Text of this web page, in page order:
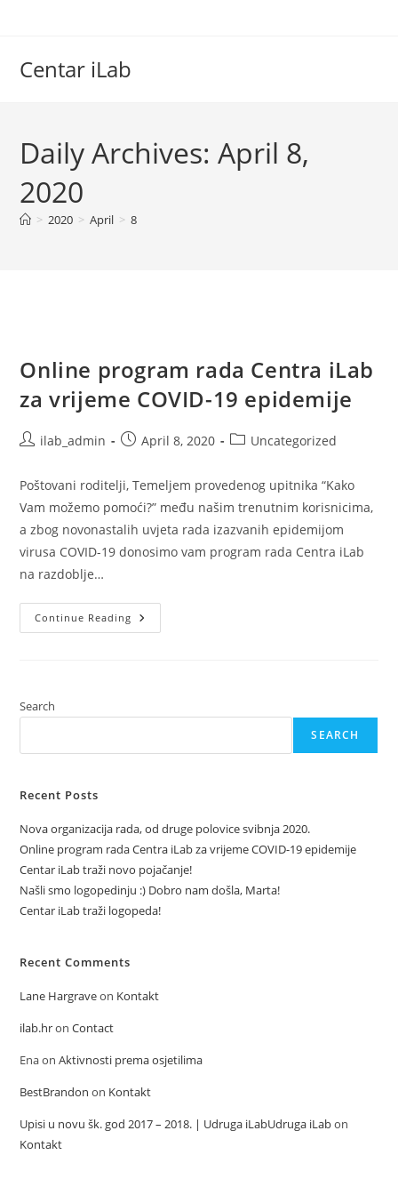
Centar iLab
Daily Archives: April 8,
2020
> 2020 > April > 8
Online program rada Centra iLab
za vrijeme COVID-19 epidemije
Postilab_admin
PostApril 8, 2020
PostUncategorized
Poštovani roditelji, Temeljem provedenog upitnika “Kako
Vam možemo pomoći?” među našim trenutnim korisnicima,
a zbog novonastalih uvjeta rada izazvanih epidemijom
virusa COVID-19 donosimo vam program rada Centra iLab
na razdoblje…
Continue Reading Online
Program
19
Search
SEARCH
Recent Posts
Nova organizacija rada, od druge polovice svibnja 2020.
Online program rada Centra iLab za vrijeme COVID-19 epidemije
Centar iLab traži novo pojačanje!
Našli smo logopedinju :) Dobro nam došla, Marta!
Centar iLab traži logopeda!
Recent Comments
Lane Hargraveon Kontakt
ilab.hronContact
EnaonAktivnosti prema osjetilima
BestBrandon on Kontakt
Upisi u novu šk. god 2017 – 2018. | Udruga iLabUdruga iLabon
Kontakt